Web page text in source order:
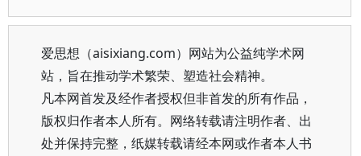
爱思想（aisixiang.com）网站为公益纯学术网
站，旨在推动学术繁荣、塑造社会精神。
凡本网首发及经作者授权但非首发的所有作品，
版权归作者本人所有。网络转载请注明作者、出
处并保持完整，纸媒转载请经本网或作者本人书